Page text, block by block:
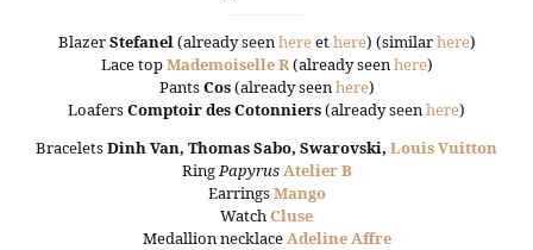
BlazerStefanel (already seen hereethere) (similarhere)
Lace topMademoiselle R(already seen here)
PantsCos(already seen here)
LoafersComptoir des Cotonniers(already seen here)
BraceletsDinh Van, Thomas Sabo, Swarovski, Louis Vuitton
Ring Papyrus Atelier B
EarringsMango
Watch Cluse
Medallion necklace Adeline Affre